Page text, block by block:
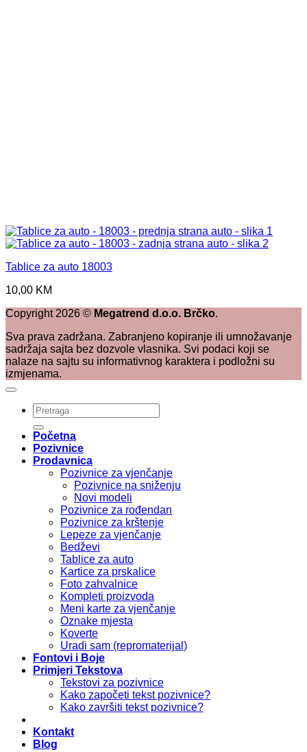
Tablice za auto 18003
10,00 KM
Copyright2026 © Megatrend d.o.o. Brčko.
Sva prava zadržana. Zabranjeno kopiranje ili umnožavanje
sadržaja sajta bez dozvole vlasnika. Svi podaci koji se
nalaze na sajtu su informativnog karaktera i podložni su
izmjenama.
Pretraži:
Početna
Pozivnice
Prodavnica
Pozivnice za vjenčanje
Pozivnice na sniženju
Novi modeli
Pozivnice za rođendan
Pozivnice za krštenje
Lepeze za vjenčanje
Bedževi
Tablice za auto
Kartice za prskalice
Foto zahvalnice
Kompleti proizvoda
Meni karte za vjenčanje
Oznake mjesta
Koverte
Uradi sam (repromaterijal)
Fontovi i Boje
Primjeri Tekstova
Tekstovi za pozivnice
Kako započeti tekst pozivnice?
Kako završiti tekst pozivnice?
Kontakt
Blog